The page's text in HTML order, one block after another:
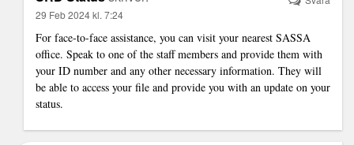
29 Feb 2024 kl. 7:24
For face-to-face assistance, you can visit your nearest SASSA
office. Speak to one of the staff members and provide them with
your ID number and any other necessary information. They will
be able to access your file and provide you with an update on your
status.